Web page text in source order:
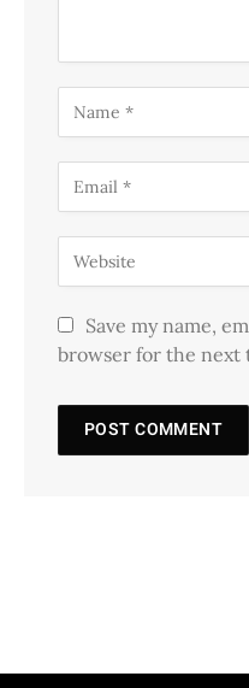
Save my name,
browser for the next